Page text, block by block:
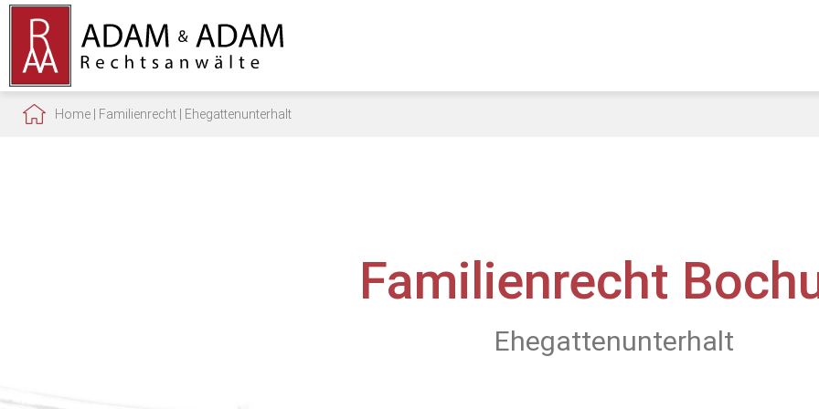
Home Familienrecht Ehegattenunterhalt
Familienrecht
Ehegattenunterhalt